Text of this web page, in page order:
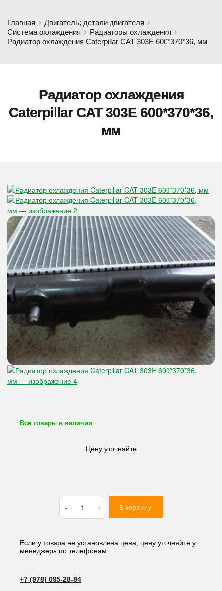
Главная
Двигатель; детали двигателя
Система охлаждения
Радиаторы охлаждения
Радиатор охлаждения Caterpillar CAT 303E 600*370*36, мм
Радиатор охлаждения
Caterpillar CAT 303E 600*370*36,
мм
Все товары в наличии
Цену уточняйте
Количество
товара
Радиатор
Caterpillar
CAT
мм
В корзину
Если у товара не установлена цена, цену уточняйте у
менеджера по телефонам:
+7 (978) 095-28-84